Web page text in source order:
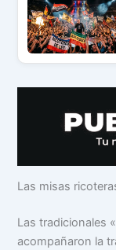
Las misas
Las tradicionales
acompañaron la